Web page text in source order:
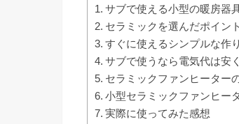
サブで使える小型の暖房器
セラミックを選んだポイン
すぐに使えるシンプルな作り
サブで使うなら電気代は安
セラミックファンヒーター
小型セラミックファンヒー
実際に使ってみた感想